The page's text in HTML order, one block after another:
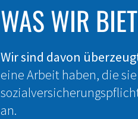
WAS WIR
Wir sind davon
eine Arbeit haben, die
an.